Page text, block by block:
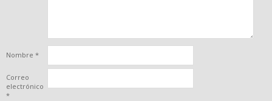
Nombre *
Correo
electrónico
*